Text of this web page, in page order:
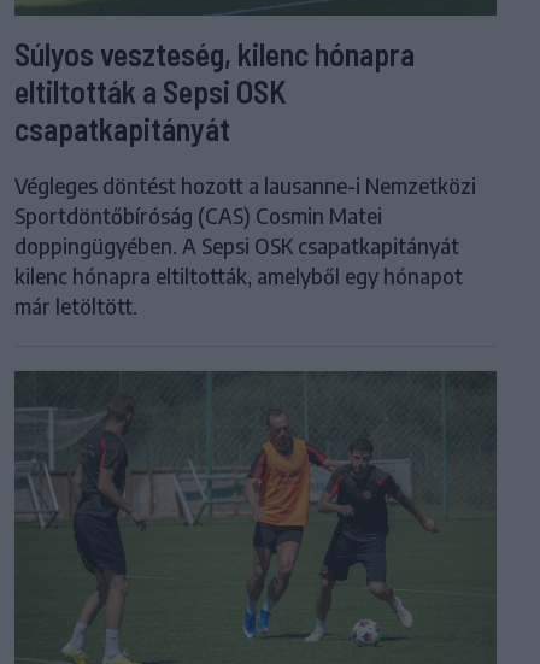
Súlyos veszteség, kilenc hónapra
eltiltották a Sepsi OSK
csapatkapitányát
Végleges döntést hozott a lausanne-i Nemzetközi
Sportdöntőbíróság (CAS) Cosmin Matei
doppingügyében. A Sepsi OSK csapatkapitányát
kilenc hónapra eltiltották, amelyből egy hónapot
már letöltött.